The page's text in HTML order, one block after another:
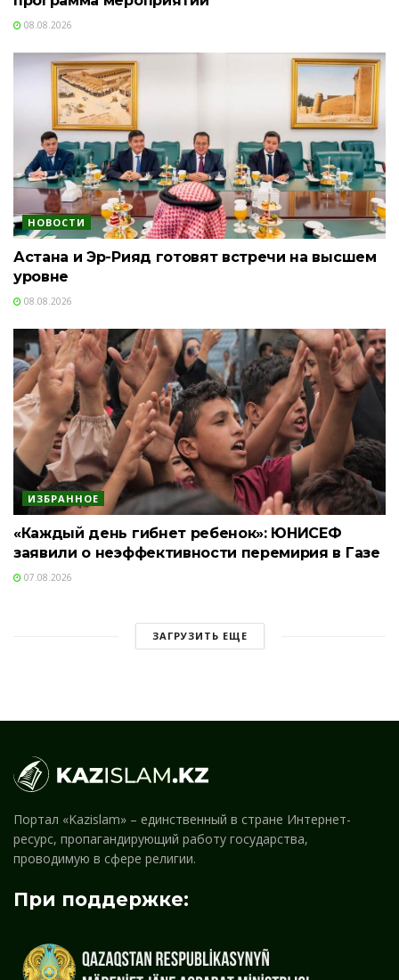
08.08.2026
НОВОСТИ
Астана и Эр-Рияд готовят встречи на высшем
уровне
08.08.2026
ИЗБРАННОЕ
«Каждый день гибнет ребенок»: ЮНИСЕФ
заявили о неэффективности перемирия в Газе
07.08.2026
ЗАГРУЗИТЬ ЕЩЕ
Портал «Kazislam» – единственный в стране Интернет-
ресурс, пропагандирующий работу государства,
проводимую в сфере религии.
При поддержке: